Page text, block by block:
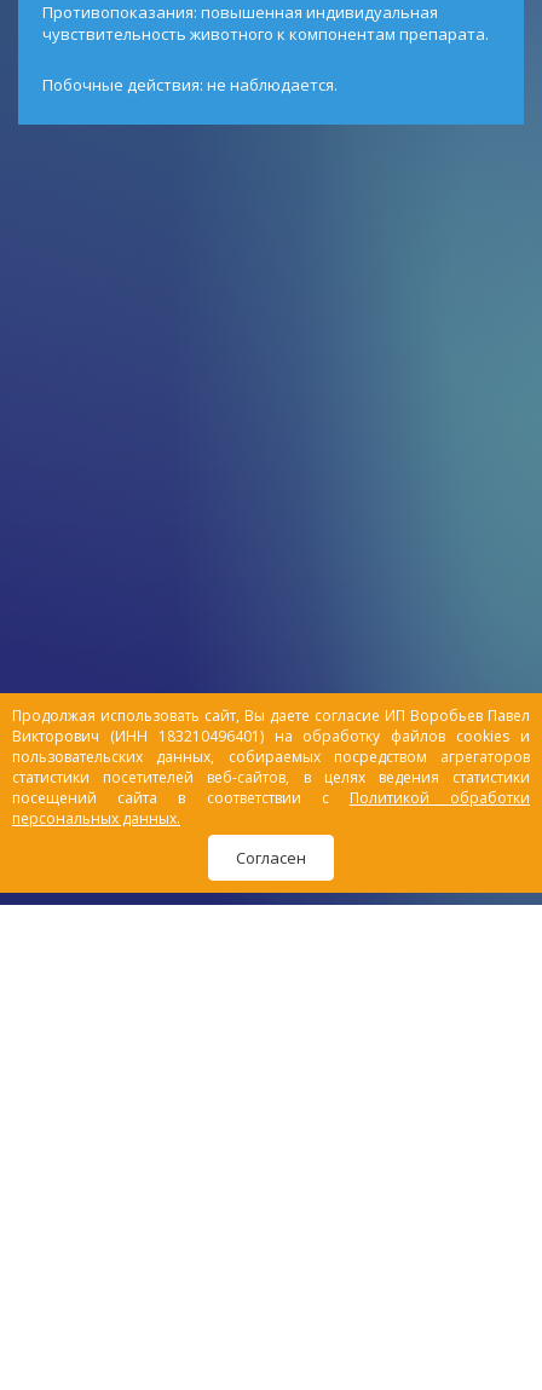
Продолжая использовать сайт, Вы даете согласие ИП Воробьев Павел
Викторович (ИНН 183210496401) на обработку файлов cookies и
пользовательских данных, собираемых посредством агрегаторов
статистики посетителей веб-сайтов, в целях ведения статистики
посещений сайта в соответствии с Политикой обработки
персональных данных.
Согласен
Противопоказания: повышенная индивидуальная
чувствительность животного к компонентам препарата.
Побочные действия: не наблюдается.